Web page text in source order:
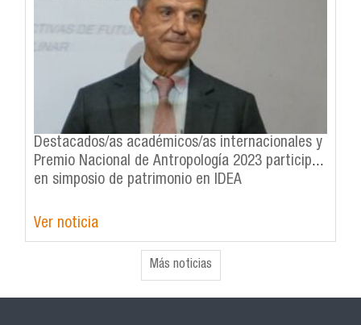
Destacados/as académicos/as internacionales y
Premio Nacional de Antropología 2023 participan
en simposio de patrimonio en IDEA
Ver noticia
Más noticias